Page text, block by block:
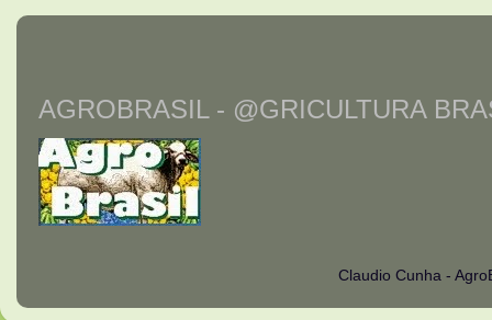
AGROBRASIL - @GRICULTURA
Claudio Cunha -